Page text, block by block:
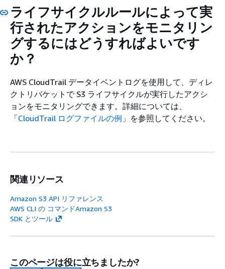
ライフサイクルルールによって実
行されたアクションをモニタリン
グするにはどうすればよいです
か？
AWS CloudTrail データイベントログを使用して、ディレ
クトリバケットで S3 ライフサイクルが実行したアクシ
ョンをモニタリングできます。詳細については、
「CloudTrail ログファイルの例 」を参照してください。
関連リソース
Amazon S3 API リファレンス
AWS CLI の コマンドAmazon S3
SDK とツール
このページは役に立ちましたか?